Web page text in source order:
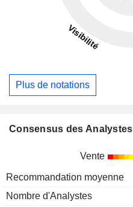
Plus de notations
Consensus des Analystes
Vente
Recommandation moyenne
Nombre d'Analystes